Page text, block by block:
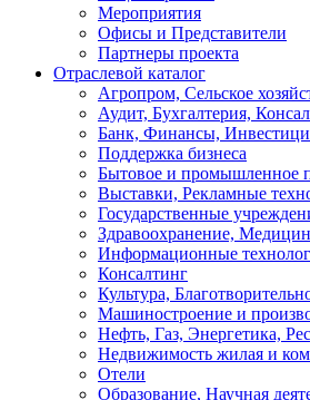
Мероприятия
Офисы и Представители
Партнеры проекта
Отраслевой каталог
Агропром, Сельское
Аудит, Бухгалтерия,
Банк, Финансы,
Поддержка бизнеса
Бытовое и промышленное
Выставки, Рекламные
Государственные
Здравоохранение,
Информационные
Консалтинг
Культура,
Машиностроение и
Нефть, Газ, Энергетика,
Недвижимость жилая и
Отели
Образование, Научная